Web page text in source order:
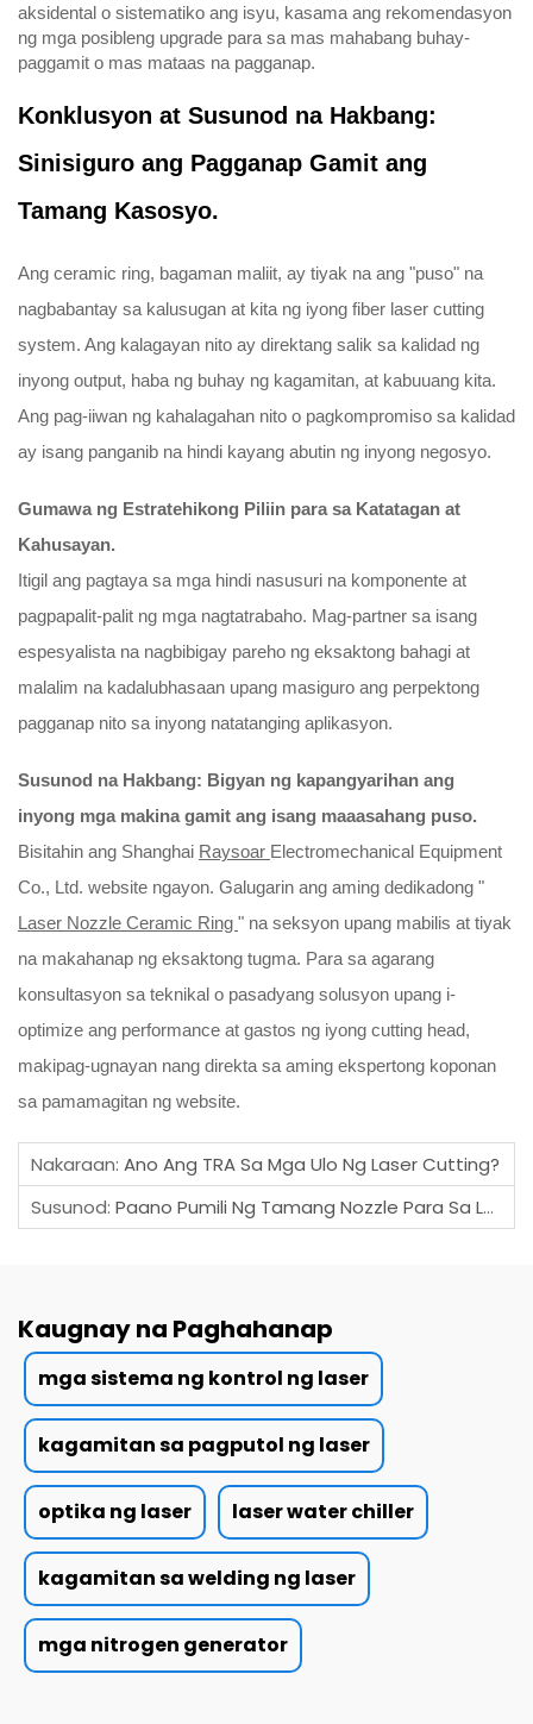
aksidental o sistematiko ang isyu, kasama ang rekomendasyon
ng mga posibleng upgrade para sa mas mahabang buhay-
paggamit o mas mataas na pagganap.
Konklusyon at Susunod na Hakbang:
Sinisiguro ang Pagganap Gamit ang
Tamang Kasosyo.
Ang ceramic ring, bagaman maliit, ay tiyak na ang "puso" na
nagbabantay sa kalusugan at kita ng iyong fiber laser cutting
system. Ang kalagayan nito ay direktang salik sa kalidad ng
inyong output, haba ng buhay ng kagamitan, at kabuuang kita.
Ang pag-iiwan ng kahalagahan nito o pagkompromiso sa kalidad
ay isang panganib na hindi kayang abutin ng inyong negosyo.
Gumawa ng Estratehikong Piliin para sa Katatagan at
Kahusayan.
Itigil ang pagtaya sa mga hindi nasusuri na komponente at
pagpapalit-palit ng mga nagtatrabaho. Mag-partner sa isang
espesyalista na nagbibigay pareho ng eksaktong bahagi at
malalim na kadalubhasaan upang masiguro ang perpektong
pagganap nito sa inyong natatanging aplikasyon.
Susunod na Hakbang: Bigyan ng kapangyarihan ang
inyong mga makina gamit ang isang maaasahang puso.
Bisitahin ang Shanghai Raysoar Electromechanical Equipment
Co., Ltd. website ngayon. Galugarin ang aming dedikadong "
Laser Nozzle Ceramic Ring " na seksyon upang mabilis at tiyak
na makahanap ng eksaktong tugma. Para sa agarang
konsultasyon sa teknikal o pasadyang solusyon upang i-
optimize ang performance at gastos ng iyong cutting head,
makipag-ugnayan nang direkta sa aming ekspertong koponan
sa pamamagitan ng website.
Nakaraan: Ano Ang TRA Sa Mga Ulo Ng Laser Cutting?
Susunod: Paano Pumili Ng Tamang Nozzle Para Sa Laser Cutting?
Kaugnay na Paghahanap
mga sistema ng kontrol ng laser
kagamitan sa pagputol ng laser
optika ng laser laser water chiller
kagamitan sa welding ng laser
mga nitrogen generator